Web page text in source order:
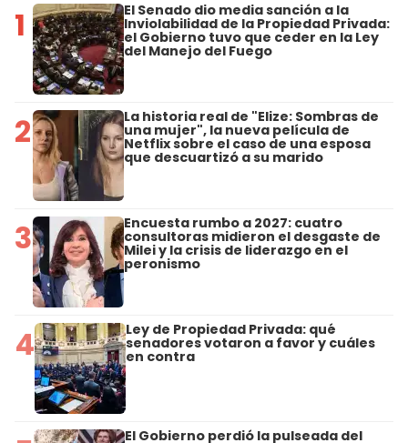
1 El Senado dio media sanción a la
Inviolabilidad de la Propiedad Privada:
el Gobierno tuvo que ceder en la Ley
del Manejo del Fuego
2 La historia real de "Elize: Sombras de
una mujer", la nueva película de
Netflix sobre el caso de una esposa
que descuartizó a su marido
3 Encuesta rumbo a 2027: cuatro
consultoras midieron el desgaste de
Milei y la crisis de liderazgo en el
peronismo
4 Ley de Propiedad Privada: qué
senadores votaron a favor y cuáles
en contra
El Gobierno perdió la pulseada del